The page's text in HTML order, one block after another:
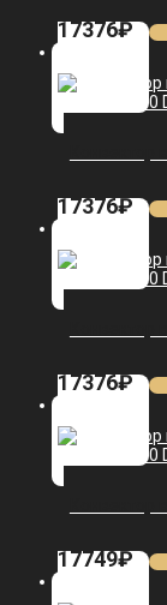
17376₽
17376₽
17376₽
17749₽